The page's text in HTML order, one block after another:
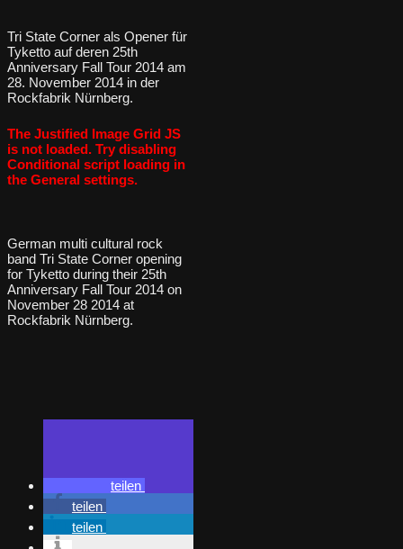
Tri State Corner als Opener für
Tyketto auf deren 25th
Anniversary Fall Tour 2014 am
28. November 2014 in der
Rockfabrik Nürnberg.
The Justified Image Grid JS
is not loaded. Try disabling
Conditional script loading in
the General settings.
German multi cultural rock
band Tri State Corner opening
for Tyketto during their 25th
Anniversary Fall Tour 2014 on
November 28 2014 at
Rockfabrik Nürnberg.
teilen
teilen
teilen